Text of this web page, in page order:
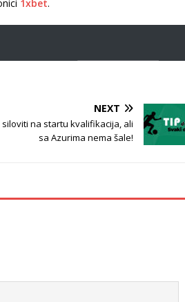
1xbet.
NEXT
siloviti na startu kvalifikacija, ali
sa Azurima nema šale!